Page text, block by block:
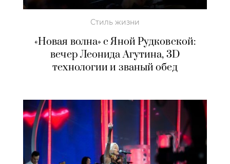
Стиль жизни
«Новая волна» с Яной Рудковской:
вечер Леонида Агутина, 3D
технологии и званый обед